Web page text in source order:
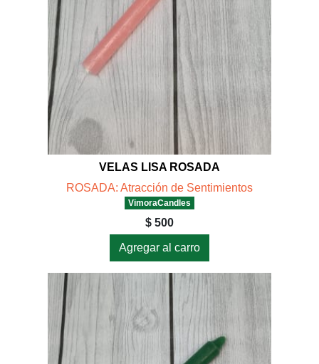
VELAS LISA ROSADA
ROSADA: Atracción de Sentimientos
VimoraCandles
$ 500
Agregar al carro